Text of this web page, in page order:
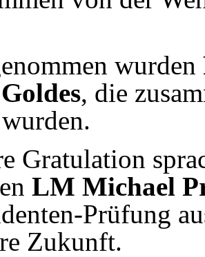
wurden
, die
Gratulation
LM Michael
Prüfung
Zukunft.